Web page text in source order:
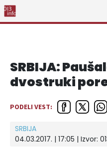
SRBIJA:
dvostruki
PODELI VEST:
SRBIJA
04.03.2017. | 17:05 | Izvor: